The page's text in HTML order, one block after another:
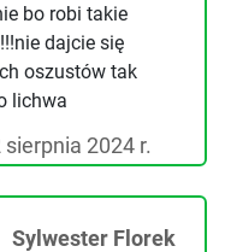
bo robi takie
dajcie się
oszustów tak
lichwa
sierpnia 2024 r.
Sylwester Florek